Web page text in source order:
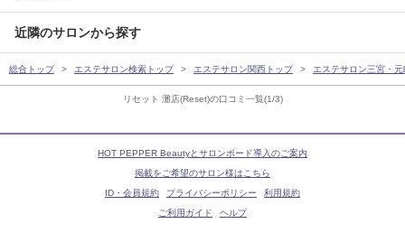
リセット 灘店(Reset)の口コミ一覧(1/3)
近隣のサロンから探す
総合トップ エステサロン検索トップ エステサロン関西トップ エステサロン三宮・
HOT PEPPER Beautyとサロンボード導入のご案内
掲載をご希望のサロン様はこちら
ID・会員規約
プライバシーポリシー
利用規約
ご利用ガイド
ヘルプ